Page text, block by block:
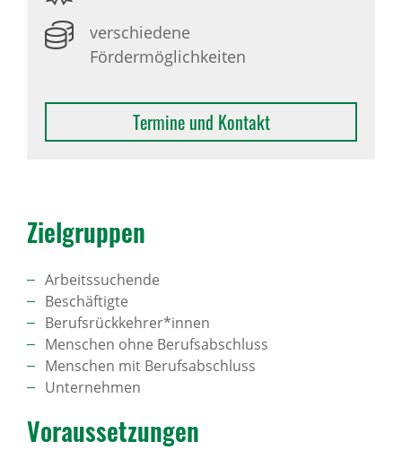
verschiedene
Fördermöglichkeiten
Termine und Kontakt
Ziel­gruppen
Arbeitssuchende
Beschäftigte
Berufsrückkehrer*innen
Menschen ohne Berufsabschluss
Menschen mit Berufsabschluss
Unternehmen
Voraus­set­zungen